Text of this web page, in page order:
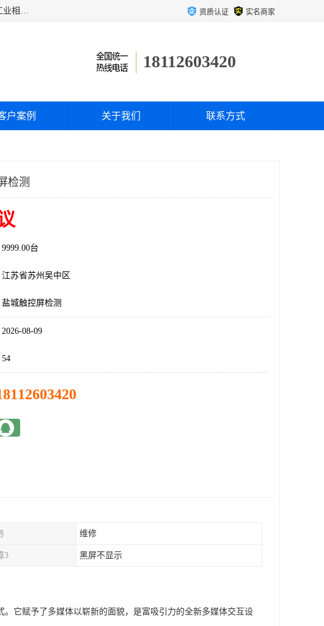
苏州技优电子技术服务公司承接：CCD工业相机维修、康耐视cognex工业相机维修、触摸屏电源维修、德国Basler巴斯勒工业相机维修、科研蛋白分析仪制冷相机维修等各种设备维修。公司客户行业涉及机械制造、注塑业、橡胶、电路板制造工厂、印刷、电梯、汽车生产、发电、电镀、医疗、食品、包装等。 资质认证 实名商家
18112603420
户案例 关于我们 联系方式
检测
9999.00台
江苏省苏州吴中区
盐城触控屏检测
2026-08-09
54
维修
3 黑屏不显示
它赋予了多媒体以崭新的面貌，是富吸引力的全新多媒体交互设